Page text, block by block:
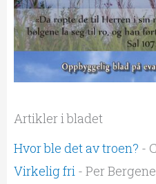
Artikler i bladet
Hvor ble det av troen? -
Virkelig fri - Per